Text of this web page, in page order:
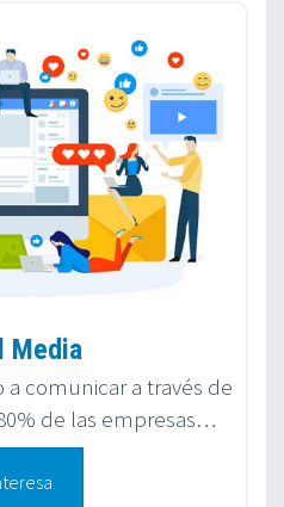
Media
a comunicar a través de
de las empresas…